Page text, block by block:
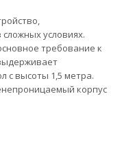
условиях.
требование к
с высоты 1,5 метра.
корпус